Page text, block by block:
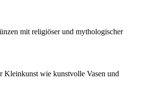
mit religiöser und mythologischer
Kleinkunst wie kunstvolle Vasen und